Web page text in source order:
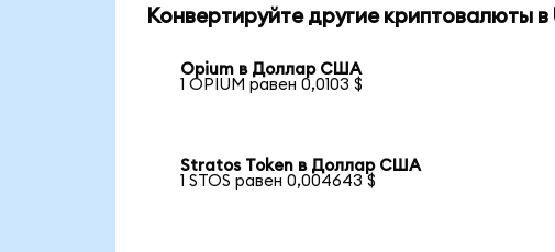
Конвертируйте другие криптовалюты в
Opium в Доллар США
1 OPIUM равен 0,0103 $
Stratos Token в Доллар США
1 STOS равен 0,004643 $